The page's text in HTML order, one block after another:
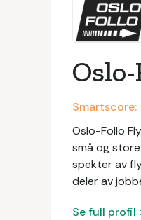
Oslo-Follo
små og
spekter av
deler av
Se full profil